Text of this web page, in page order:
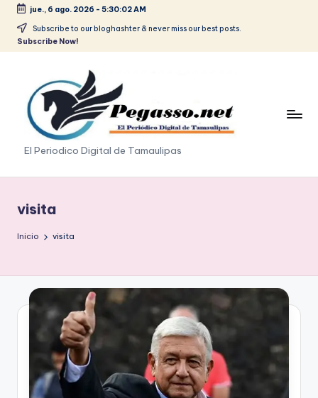
Saltar
jue., 6 ago. 2026 - 5:30:03 AM
Subscribe to our bloghashter & never miss our best posts.
Subscribe Now!
p
e
g
s
.
p
s
El Periodico Digital de Tamaulipas
visita
Inicio visita